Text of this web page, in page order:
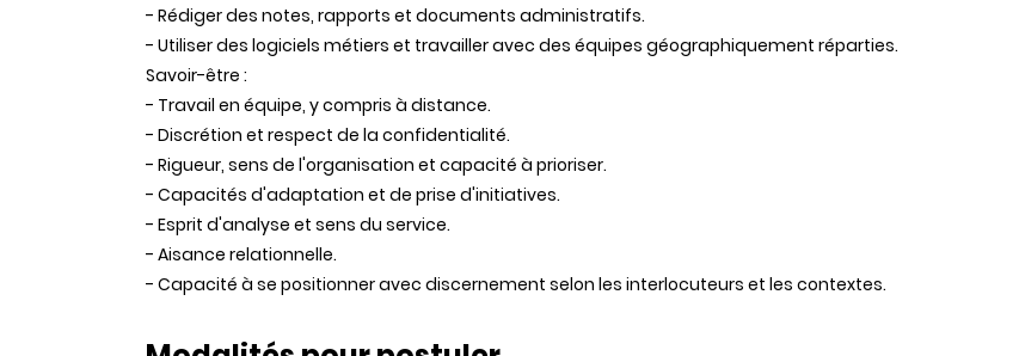
- Rédiger des notes, rapports et documents administratifs.
- Utiliser des logiciels métiers et travailler avec des équipes géographiquement réparties.
Savoir-être :
- Travail en équipe, y compris à distance.
- Discrétion et respect de la confidentialité.
- Rigueur, sens de l'organisation et capacité à prioriser.
- Capacités d'adaptation et de prise d'initiatives.
- Esprit d'analyse et sens du service.
- Aisance relationnelle.
- Capacité à se positionner avec discernement selon les interlocuteurs et les contextes.